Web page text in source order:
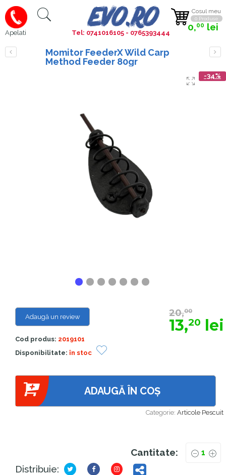
Apelati
Cosul meu
0 Produse
0,00 lei
Tel: 0741016105 - 0765393444
Momitor FeederX Wild Carp
Method Feeder 80gr
-34%
Categorie: Articole Pescuit
Adaugă un review
Cod produs: 2019101
Disponibilitate: în stoc
20,00
13,20 lei
ADAUGĂ ÎN COȘ
Cantitate:
Distribuie: